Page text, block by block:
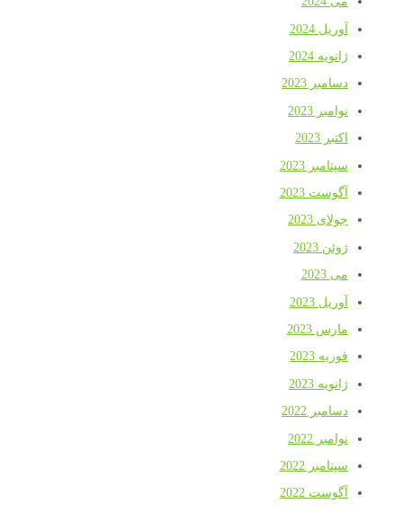
آوریل 2024
ژانویه 2024
دسامبر 2023
نوامبر 2023
اکتبر 2023
سپتامبر 2023
آگوست 2023
جولای 2023
ژوئن 2023
می 2023
آوریل 2023
مارس 2023
فوریه 2023
ژانویه 2023
دسامبر 2022
نوامبر 2022
سپتامبر 2022
آگوست 2022